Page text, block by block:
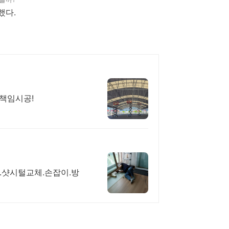
다.
임시공!
시털교체.손잡이.방